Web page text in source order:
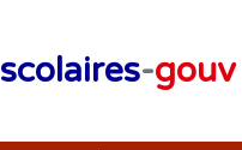
scolaires-gouv